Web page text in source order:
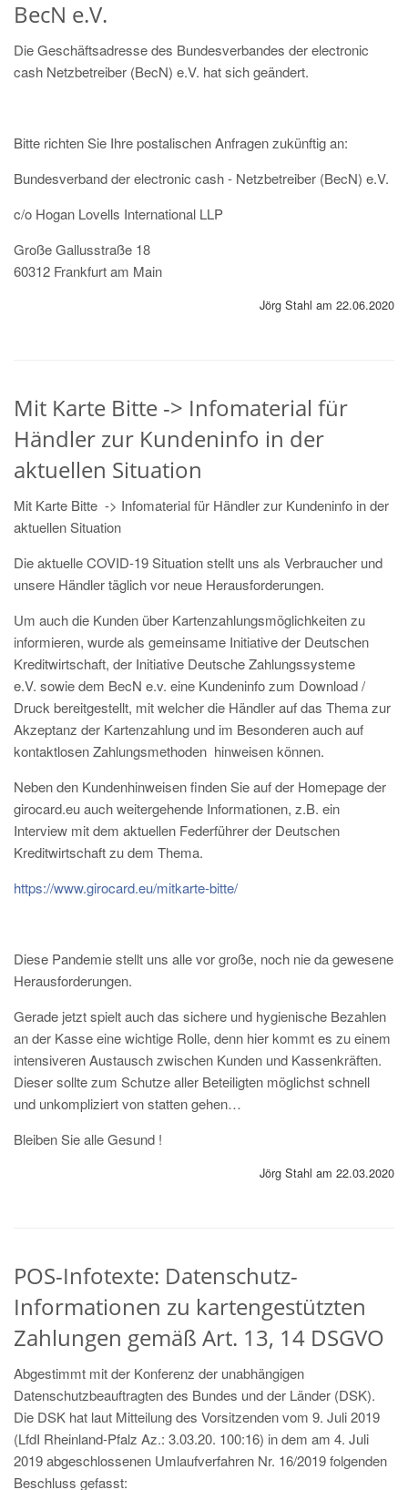
BecN e.V.
Die Geschäftsadresse des Bundesverbandes der electronic
cash Netzbetreiber (BecN) e.V. hat sich geändert.
Bitte richten Sie Ihre postalischen Anfragen zukünftig an:
Bundesverband der electronic cash - Netzbetreiber (BecN) e.V.
c/o Hogan Lovells International LLP
Große Gallusstraße 18
60312 Frankfurt am Main
Jörg Stahl am 22.06.2020
Mit Karte Bitte -> Infomaterial für
Händler zur Kundeninfo in der
aktuellen Situation
Mit Karte Bitte -> Infomaterial für Händler zur Kundeninfo in der
aktuellen Situation
Die aktuelle COVID-19 Situation stellt uns als Verbraucher und
unsere Händler täglich vor neue Herausforderungen.
Um auch die Kunden über Kartenzahlungsmöglichkeiten zu
informieren, wurde als gemeinsame Initiative der Deutschen
Kreditwirtschaft, der Initiative Deutsche Zahlungssysteme
e.V. sowie dem BecN e.v. eine Kundeninfo zum Download /
Druck bereitgestellt, mit welcher die Händler auf das Thema zur
Akzeptanz der Kartenzahlung und im Besonderen auch auf
kontaktlosen Zahlungsmethoden hinweisen können.
Neben den Kundenhinweisen finden Sie auf der Homepage der
girocard.eu auch weitergehende Informationen, z.B. ein
Interview mit dem aktuellen Federführer der Deutschen
Kreditwirtschaft zu dem Thema.
https://www.girocard.eu/mitkarte-bitte/
Diese Pandemie stellt uns alle vor große, noch nie da gewesene
Herausforderungen.
Gerade jetzt spielt auch das sichere und hygienische Bezahlen
an der Kasse eine wichtige Rolle, denn hier kommt es zu einem
intensiveren Austausch zwischen Kunden und Kassenkräften.
Dieser sollte zum Schutze aller Beteiligten möglichst schnell
und unkompliziert von statten gehen…
Bleiben Sie alle Gesund !
Jörg Stahl am 22.03.2020
POS-Infotexte: Datenschutz-
Informationen zu kartengestützten
Zahlungen gemäß Art. 13, 14 DSGVO
Abgestimmt mit der Konferenz der unabhängigen
Datenschutzbeauftragten des Bundes und der Länder (DSK).
Die DSK hat laut Mitteilung des Vorsitzenden vom 9. Juli 2019
(LfdI Rheinland-Pfalz Az.: 3.03.20. 100:16) in dem am 4. Juli
2019 abgeschlossenen Umlaufverfahren Nr. 16/2019 folgenden
Beschluss gefasst: